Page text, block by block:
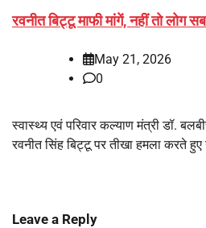
रवनीत बिट्टू माफी मांगें, नहीं तो लोग
May 21, 2026
0
स्वास्थ्य एवं परिवार कल्याण मंत्री डॉ.
रवनीत सिंह बिट्टू पर तीखा हमला करते
Leave a Reply